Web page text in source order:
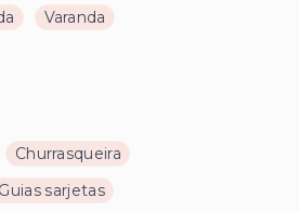
Varanda
Churrasqueira
Guias sarjetas